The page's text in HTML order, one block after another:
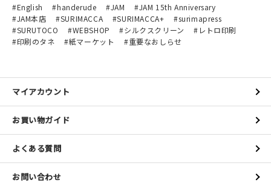
English
handerude JAM
JAM 15th Anniversary
JAM本店
SURIMACCA SURIMACCA+
surimapress
SURUTOCO
WEBSHOP シルクスクリーン
レトロ印刷
印刷のタネ
紙マーケット 重要なおしらせ
マイアカウント
お買い物ガイド
よくある質問
お問い合わせ